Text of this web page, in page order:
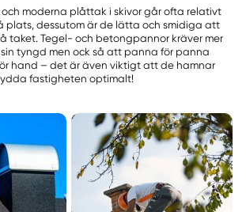
moderna plåttak i skivor går ofta relativt
dessutom är de lätta och smidiga att
taket. Tegel- och betongpannor kräver mer
tyngd men ock så att panna för panna
hand – det är även viktigt att de hamnar
fastigheten optimalt!